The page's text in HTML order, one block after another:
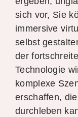
sich vor, Sie
immersive
selbst
der
Technologie
komplexe
erschaffen,
durchleben